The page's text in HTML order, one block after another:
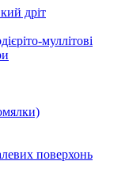
дріт
муллітові
поверхонь